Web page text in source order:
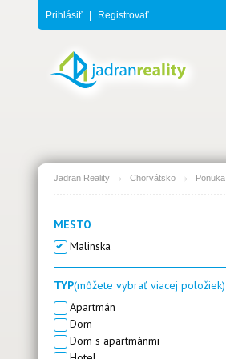
1
Prihlásiť | Registrovať
Jadran Reality Chorvátsko Ponuka
MESTO
Malinska
TYP(môžete vybrať viacej položiek)
Apartmán
Dom
Dom s apartmánmi